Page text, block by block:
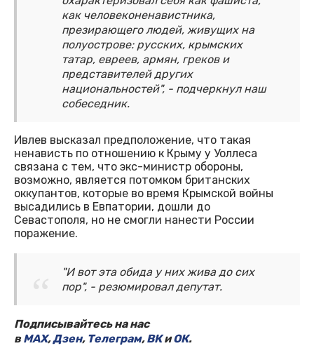
как человеконенавистника,
презирающего людей, живущих на
полуострове: русских, крымских
татар, евреев, армян, греков и
представителей других
национальностей", - подчеркнул наш
собеседник.
Ивлев высказал предположение, что такая
ненависть по отношению к Крыму у Уоллеса
связана с тем, что экс-министр обороны,
возможно, является потомком британских
оккупантов, которые во время Крымской войны
высадились в Евпатории, дошли до
Севастополя, но не смогли нанести России
поражение.
"И вот эта обида у них жива до сих
пор", - резюмировал депутат.
Подписывайтесь на нас
вMAX,Дзен, Телеграм,ВКиОК.